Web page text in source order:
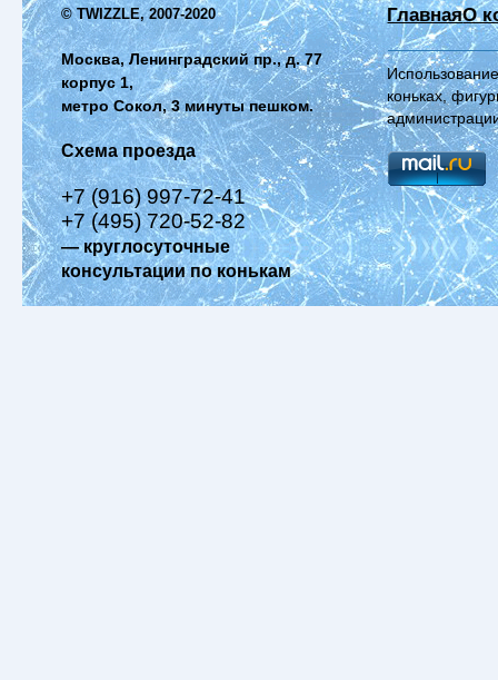
© TWIZZLE, 2007-2020
Москва, Ленинградский пр., д. 77
корпус 1,
метро Сокол, 3 минуты пешком.
Схема проезда
+7 (916) 997-72-41
+7 (495) 720-52-82
— круглосуточные
консультации по конькам
ГлавнаяО
коньках,